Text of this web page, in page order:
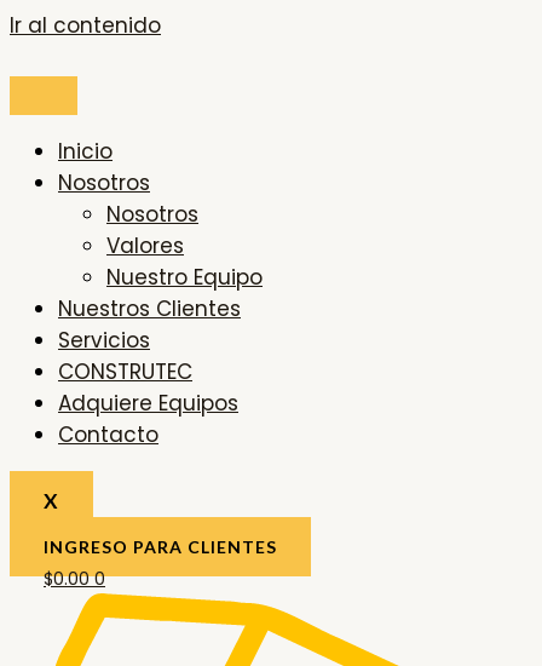
Ir al contenido
Inicio
Nosotros
Nosotros
Valores
Nuestro Equipo
Nuestros Clientes
Servicios
CONSTRUTEC
Adquiere Equipos
Contacto
X
INGRESO PARA CLIENTES
$0.00 0